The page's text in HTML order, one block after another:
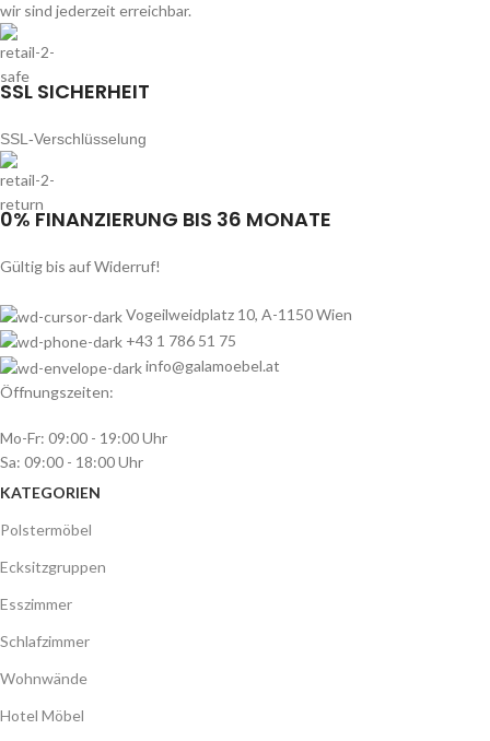
wir sind jederzeit erreichbar.
SSL SICHERHEIT
SSL-Verschlüsselung
0% FINANZIERUNG BIS 36 MONATE
Gültig bis auf Widerruf!
Vogeilweidplatz 10, A-1150 Wien
+43 1 786 51 75
info@galamoebel.at
Öffnungszeiten:
Mo-Fr: 09:00 - 19:00 Uhr
Sa: 09:00 - 18:00 Uhr
KATEGORIEN
Polstermöbel
Ecksitzgruppen
Esszimmer
Schlafzimmer
Wohnwände
Hotel Möbel